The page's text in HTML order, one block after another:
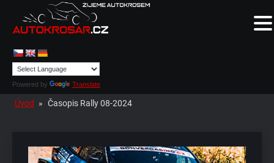
Powered by Translate
Úvod » Časopis Rally 08-2024